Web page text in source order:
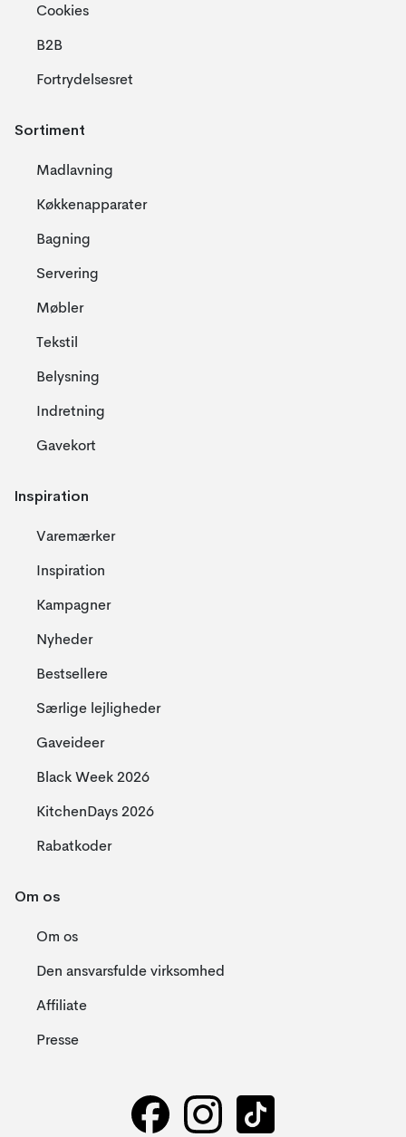
Cookies
B2B
Fortrydelsesret
Sortiment
Madlavning
Køkkenapparater
Bagning
Servering
Møbler
Tekstil
Belysning
Indretning
Gavekort
Inspiration
Varemærker
Inspiration
Kampagner
Nyheder
Bestsellere
Særlige lejligheder
Gaveideer
Black Week 2026
KitchenDays 2026
Rabatkoder
Om os
Om os
Den ansvarsfulde virksomhed
Affiliate
Presse